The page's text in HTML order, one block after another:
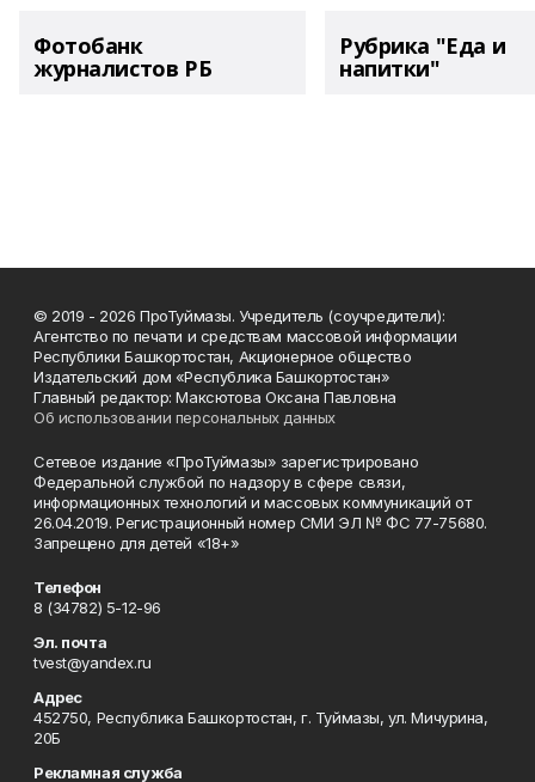
Фотобанк
журналистов РБ
Рубрика "Еда и
напитки"
© 2019 - 2026 ПроТуймазы. Учредитель (соучредители):
Агентство по печати и средствам массовой информации
Республики Башкортостан, Акционерное общество
Издательский дом «Республика Башкортостан»
Главный редактор: Максютова Оксана Павловна
Об использовании персональных данных
Сетевое издание «ПроТуймазы» зарегистрировано
Федеральной службой по надзору в сфере связи,
информационных технологий и массовых коммуникаций от
26.04.2019. Регистрационный номер СМИ ЭЛ № ФС 77-75680.
Запрещено для детей «18+»
Телефон
8 (34782) 5-12-96
Эл. почта
tvest@yandex.ru
Адрес
452750, Республика Башкортостан, г. Туймазы, ул. Мичурина,
20Б
Рекламная служба